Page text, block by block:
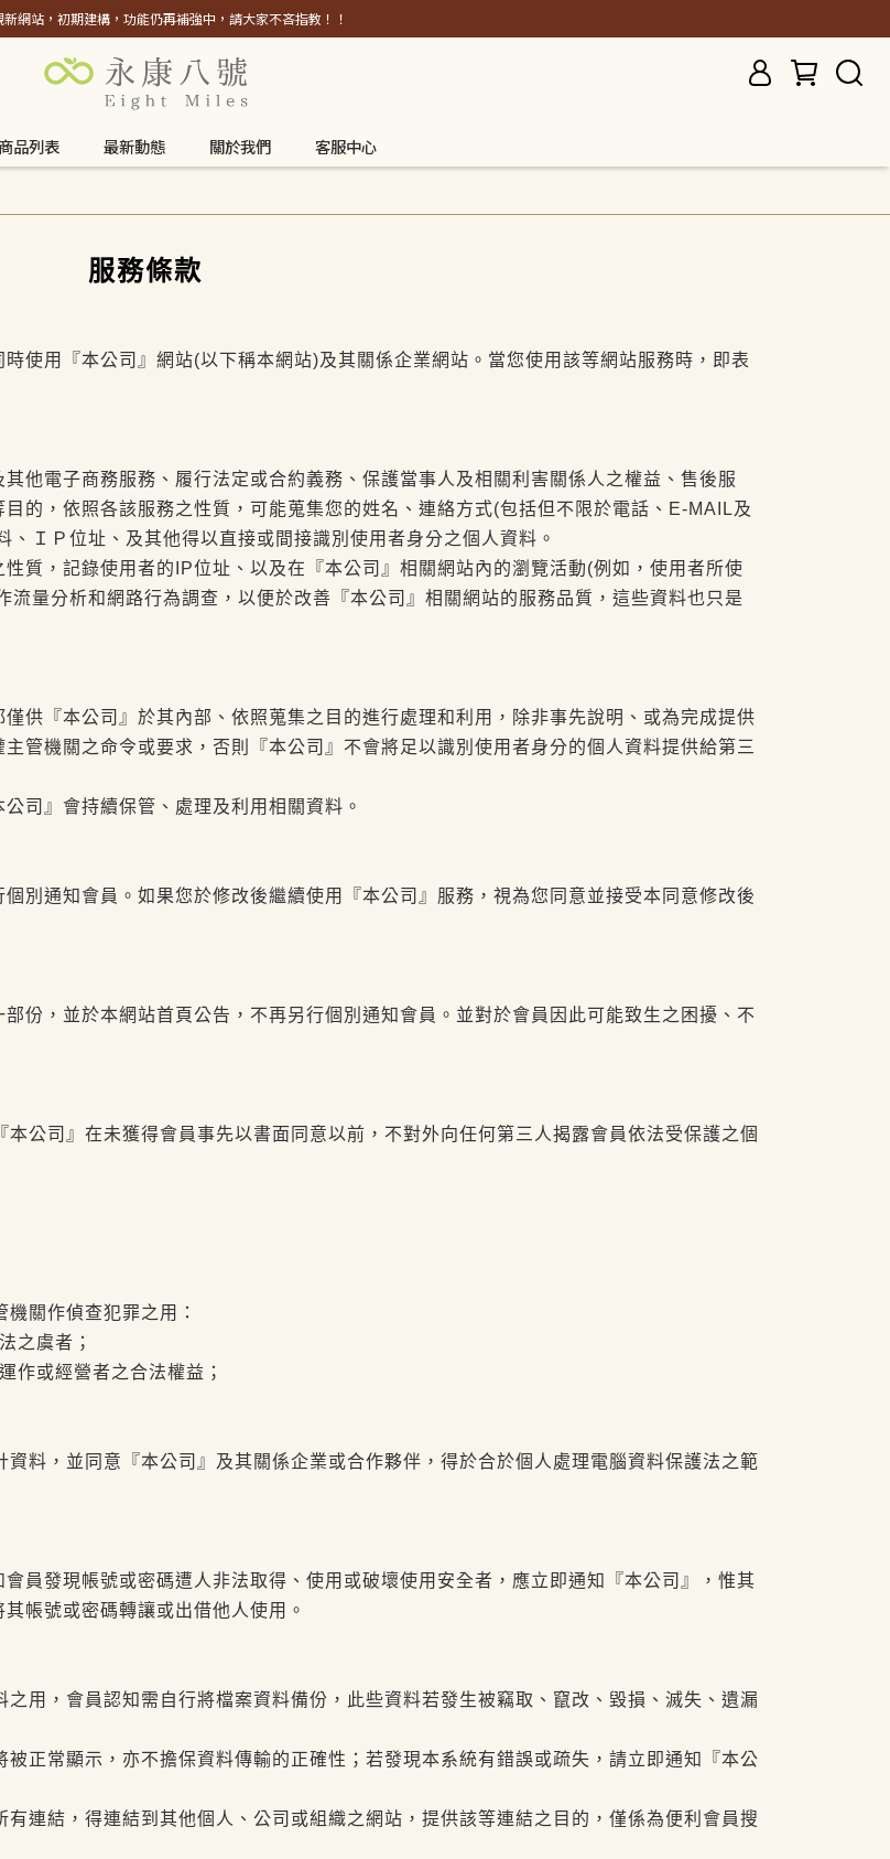
網站，初期建構，功能仍再補強中，請大家不吝指教！！
商品列表 最新動態 關於我們 客服中心
服務條款
時使用『本公司』網站(以下稱本網站)及其關係企業網站。當您使用該等網站服務時，即表
他電子商務服務、履行法定或合約義務、保護當事人及相關利害關係人之權益、售後服
的，依照各該服務之性質，可能蒐集您的姓名、連絡方式(包括但不限於電話、E-MAIL及
ＩＰ位址、及其他得以直接或間接識別使用者身分之個人資料。
質，記錄使用者的IP位址、以及在『本公司』相關網站內的瀏覽活動(例如，使用者所使
量分析和網路行為調查，以便於改善『本公司』相關網站的服務品質，這些資料也只是
供『本公司』於其內部、依照蒐集之目的進行處理和利用，除非事先說明、或為完成提供
管機關之命令或要求，否則『本公司』不會將足以識別使用者身分的個人資料提供給第三
司』會持續保管、處理及利用相關資料。
別通知會員。如果您於修改後繼續使用『本公司』服務，視為您同意並接受本同意修改後
份，並於本網站首頁公告，不再另行個別通知會員。並對於會員因此可能致生之困擾、不
公司』在未獲得會員事先以書面同意以前，不對外向任何第三人揭露會員依法受保護之個
關作偵查犯罪之用：
之虞者；
作或經營者之合法權益；
料，並同意『本公司』及其關係企業或合作夥伴，得於合於個人處理電腦資料保護法之範
員發現帳號或密碼遭人非法取得、使用或破壞使用安全者，應立即通知『本公司』，惟其
帳號或密碼轉讓或出借他人使用。
用，會員認知需自行將檔案資料備份，此些資料若發生被竊取、竄改、毀損、滅失、遺漏
正常顯示，亦不擔保資料傳輸的正確性；若發現本系統有錯誤或疏失，請立即通知『本公
連結，得連結到其他個人、公司或組織之網站，提供該等連結之目的，僅係為便利會員搜